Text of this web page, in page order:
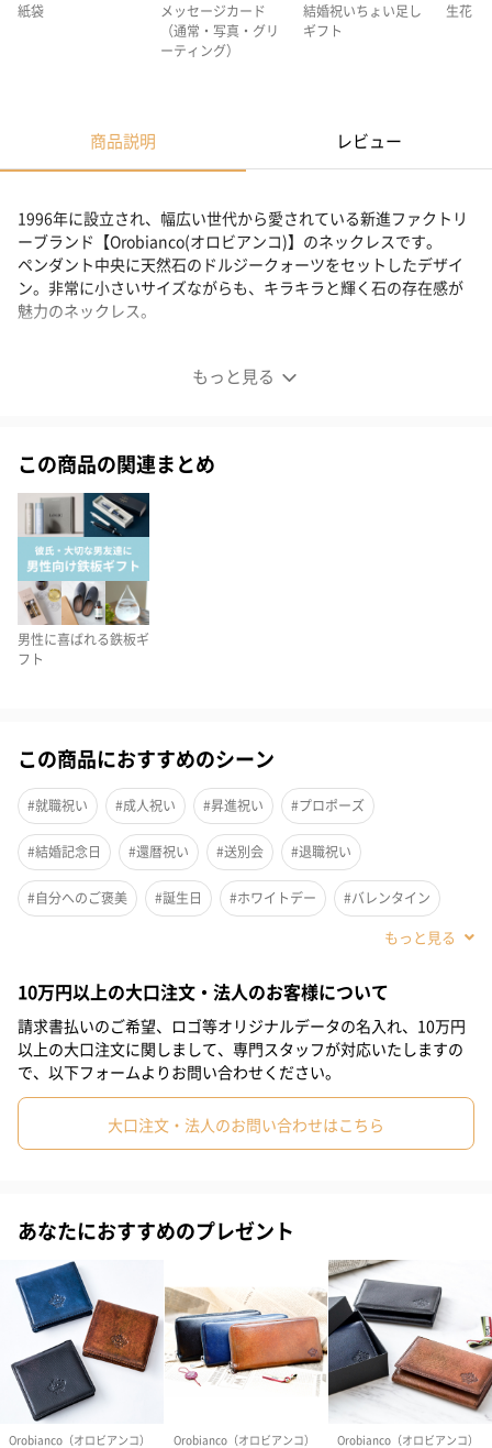
紙袋
メッセージカード
（通常・写真・グリ
ーティング）
結婚祝いちょい足し
ギフト
生花
商品説明 レビュー
もっと見る
1996年に設立され、幅広い世代から愛されている新進ファクトリ
ーブランド【Orobianco(オロビアンコ)】のネックレスです。
ペンダント中央に天然石のドルジークォーツをセットしたデザイ
ン。非常に小さいサイズながらも、キラキラと輝く石の存在感が
魅力のネックレス。
おしゃれのワンポイントにおすすめ
ーツ）をセットした、 非常に小さいサイズながらも、キラキラと
輝く石の存在感が魅力のネックレス。
カラー展開
BKB
【Orobianco(オロビアンコ)】
【Orobianco(オロビアンコ)】は、1996年、ジャコモ・ヴァレン
ティーニとエリサ・ロヴァティによって設立された新進ファクト
【Orobianco(オロビアンコ)】の持ち味である機能性と芸術性のス
ピリットを表現する、イタリアのデザインと日本の技術を融合し
た"オロビアンコ・ジュエリー・コレクション"。
軽快で洒落た雰囲気を取り入れたトレンドに左右されないオトナ
が身に着けるジュエリーは幅広い世代から愛されています。
で、コーディネートのワンポイントにぴったりです。
自分用にはもちろん、おしゃれが大好きな方に贈りたいアイテム
です。
商品詳細情報
この商品の関連まとめ
男性に喜ばれる鉄板ギ
フト
この商品におすすめのシーン
#就職祝い #成人祝い #昇進祝い #プロポーズ
#結婚記念日 #還暦祝い #送別会 #退職祝い
#自分へのご褒美 #誕生日 #ホワイトデー #バレンタイン
#父の日
#母の日 #取引先男性 #姉 #息子 #娘 #姪
#部下男性 #部下女性 #義父 #義母 #妹 #取引先女性
#親戚男性 #親戚女性 #小学生高学年の男の子
#小学生高学年の女の子 #男子中学生 #男子高校生
#夫 #妻 #父親 #母親 #祖母
#上司男性 #男子大学生
#女子大学生 #弟 #兄 #20代前半 #20代後半 #30代
#40代 #50代 #70代 #80代 #90代
10万円以上の大口注文・法人のお客様について
請求書払いのご希望、ロゴ等オリジナルデータの名入れ、10万円
以上の大口注文に関しまして、専門スタッフが対応いたしますの
で、以下フォームよりお問い合わせください。
大口注文・法人のお問い合わせはこちら
あなたにおすすめのプレゼント